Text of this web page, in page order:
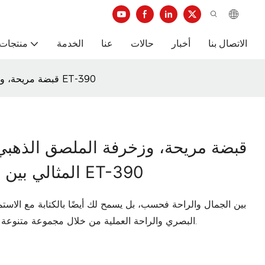
الخدمة عنا حالات أخبار الاتصال بنا
[عصري وبسيط] قبضة مريحة، وزخرفة الملصق الذهبي، والمزيج المثالي بين متعة الكتابة وجودة الحياة لـ ET-390
المثالي بين متعة الكتابة وجودة الحياة لـ ET-390